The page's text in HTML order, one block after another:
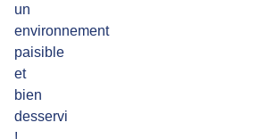
un
environnement
paisible
et
bien
desservi